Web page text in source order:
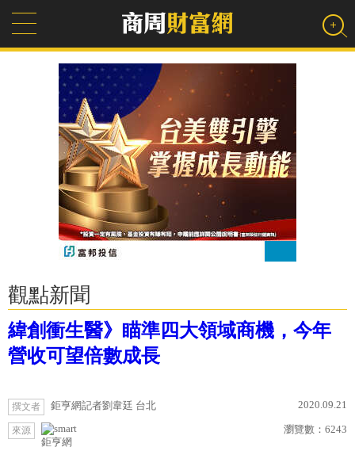
觀點新聞
緯創衝生醫》瞄準四大領域商機，今年
營收可望倍數成長
撰文者 鉅亨網記者劉韋廷 台北 2020.09.21
來源
鉅亨網
瀏覽數： 6243